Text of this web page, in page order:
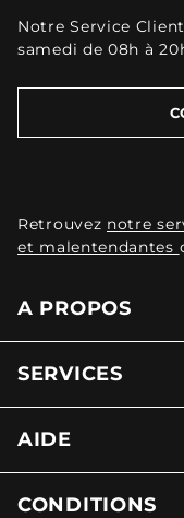
Notre Service
samedi de 08h à
Retrouvez notre
et malentendantes
A PROPOS
SERVICES
AIDE
CONDITIONS